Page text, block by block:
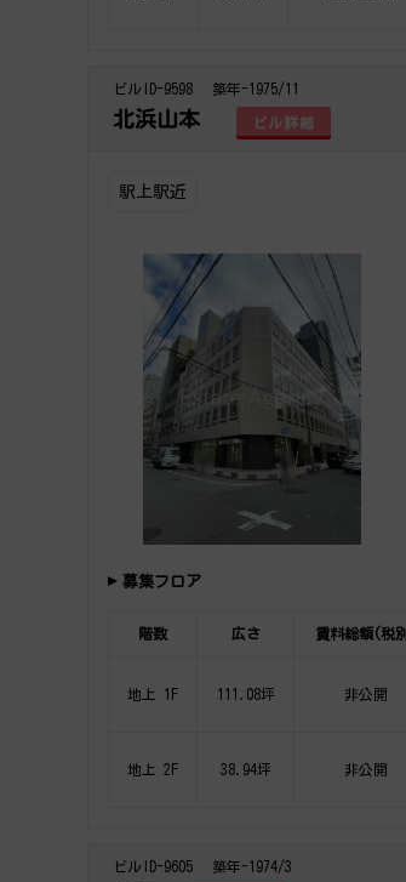
ビルID-9598 築年-1975/11
北浜山本 ビル詳細
駅上駅近
募集フロア
階数 広さ 賃料総額(税
地上 1F 111.08坪 非公開
地上 2F 38.94坪 非公開
ビルID-9605 築年-1974/3